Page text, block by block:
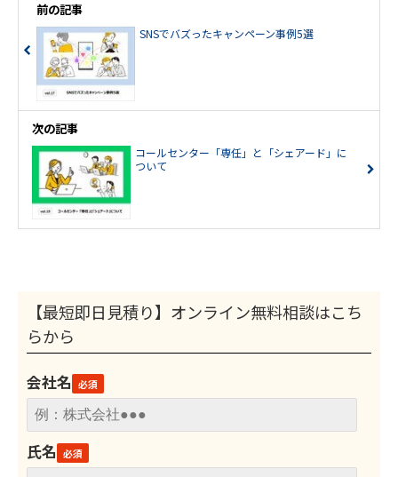
前の記事
SNSでバズったキャンペーン事例5選
次の記事
コールセンター「専任」と「シェアード」に
ついて
【最短即日見積り】オンライン無料相談はこち
らから
会社名
氏名